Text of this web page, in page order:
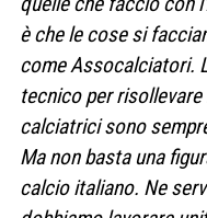
è che le cose si
come Assocalciatori.
tecnico per
calciatrici sono
Ma non basta una
calcio italiano. Ne